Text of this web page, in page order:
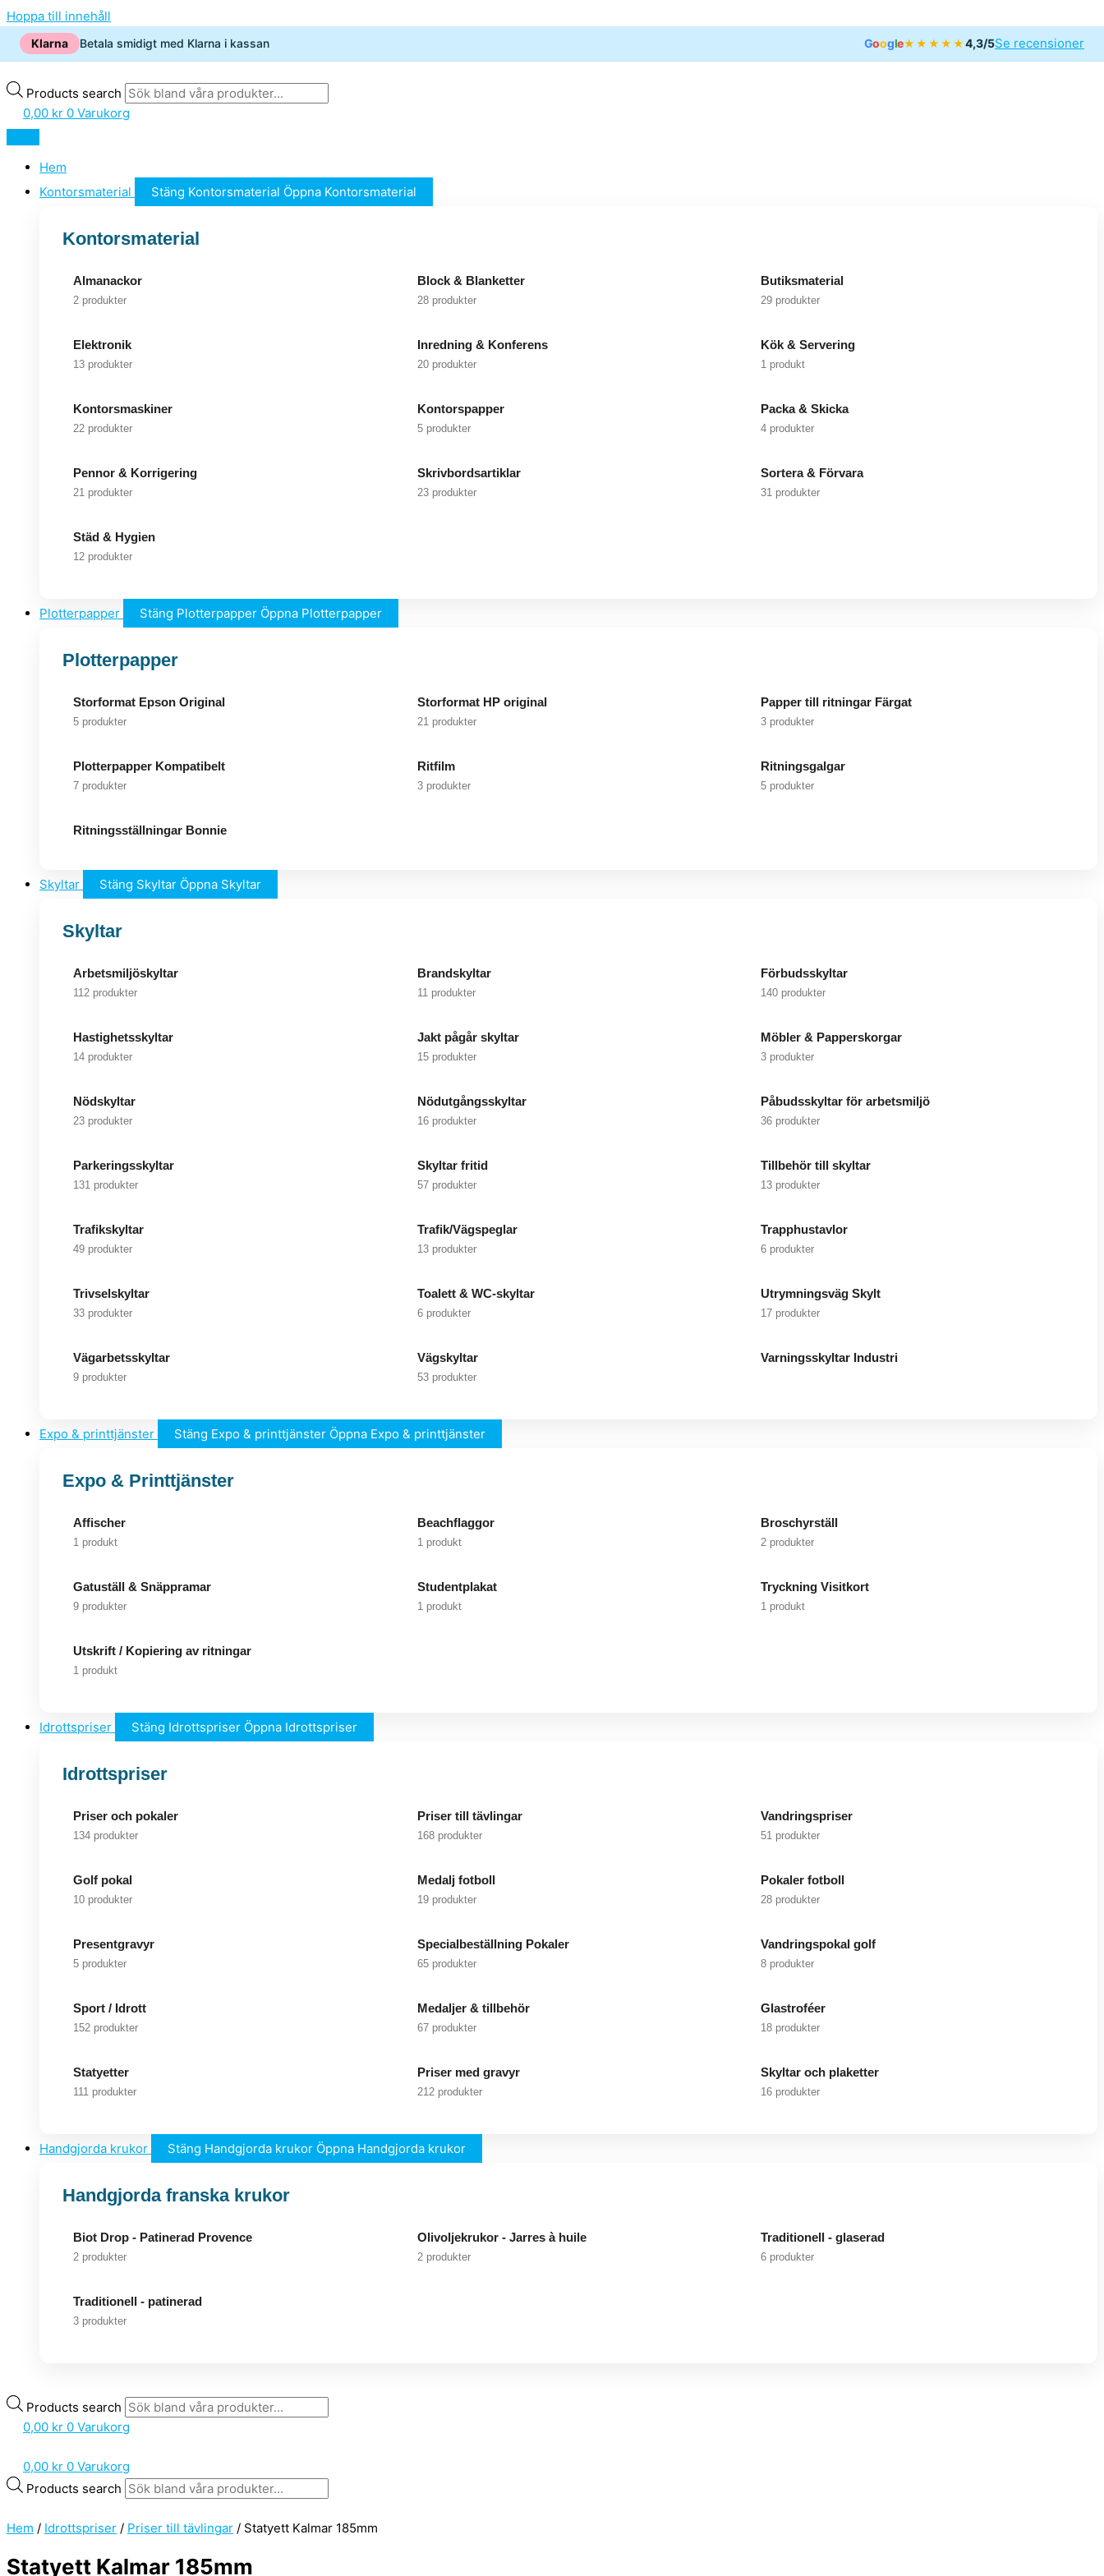
Hoppa till innehåll
Klarna Betala smidigt med Klarna i kassan Google★★★★★4,3/5Se recensioner
Products search
0,00 kr 0 Varukorg
Hem
Kontorsmaterial
Stäng Kontorsmaterial Öppna Kontorsmaterial
Kontorsmaterial
Almanackor
2 produkter
Block & Blanketter
28 produkter
Butiksmaterial
29 produkter
Elektronik
13 produkter
Inredning & Konferens
20 produkter
Kök & Servering
1 produkt
Kontorsmaskiner
22 produkter
Kontorspapper
5 produkter
Packa & Skicka
4 produkter
Pennor & Korrigering
21 produkter
Skrivbordsartiklar
23 produkter
Sortera & Förvara
31 produkter
Städ & Hygien
12 produkter
Plotterpapper Stäng Plotterpapper Öppna Plotterpapper
Plotterpapper
Storformat Epson Original
5 produkter
Storformat HP original
21 produkter
Papper till ritningar Färgat
3 produkter
Plotterpapper Kompatibelt
7 produkter
Ritfilm
3 produkter
Ritningsgalgar
5 produkter
Ritningsställningar Bonnie
Skyltar Stäng Skyltar Öppna Skyltar
Skyltar
Arbetsmiljöskyltar
112 produkter
Brandskyltar
11 produkter
Förbudsskyltar
140 produkter
Hastighetsskyltar
14 produkter
Jakt pågår skyltar
15 produkter
Möbler & Papperskorgar
3 produkter
Nödskyltar
23 produkter
Nödutgångsskyltar
16 produkter
Påbudsskyltar för arbetsmiljö
36 produkter
Parkeringsskyltar
131 produkter
Skyltar fritid
57 produkter
Tillbehör till skyltar
13 produkter
Trafikskyltar
49 produkter
Trafik/Vägspeglar
13 produkter
Trapphustavlor
6 produkter
Trivselskyltar
33 produkter
Toalett & WC-skyltar
6 produkter
Utrymningsväg Skylt
17 produkter
Vägarbetsskyltar
9 produkter
Vägskyltar
53 produkter
Varningsskyltar Industri
Expo & printtjänster Stäng Expo & printtjänster Öppna Expo & printtjänster
Expo & Printtjänster
Affischer
1 produkt
Beachflaggor
1 produkt
Broschyrställ
2 produkter
Gatuställ & Snäppramar
9 produkter
Studentplakat
1 produkt
Tryckning Visitkort
1 produkt
Utskrift / Kopiering av ritningar
1 produkt
Idrottspriser Stäng Idrottspriser Öppna Idrottspriser
Idrottspriser
Priser och pokaler
134 produkter
Priser till tävlingar
168 produkter
Vandringspriser
51 produkter
Golf pokal
10 produkter
Medalj fotboll
19 produkter
Pokaler fotboll
28 produkter
Presentgravyr
5 produkter
Specialbeställning Pokaler
65 produkter
Vandringspokal golf
8 produkter
Sport / Idrott
152 produkter
Medaljer & tillbehör
67 produkter
Glastroféer
18 produkter
Statyetter
111 produkter
Priser med gravyr
212 produkter
Skyltar och plaketter
16 produkter
Handgjorda krukor Stäng Handgjorda krukor Öppna Handgjorda krukor
Handgjorda franska krukor
Biot Drop - Patinerad Provence
2 produkter
Olivoljekrukor - Jarres à huile
2 produkter
Traditionell - glaserad
6 produkter
Traditionell - patinerad
3 produkter
Products search
0,00 kr 0 Varukorg
0,00 kr 0 Varukorg
Products search
Hem / Idrottspriser / Priser till tävlingar / Statyett Kalmar 185mm
Statyett Kalmar 185mm